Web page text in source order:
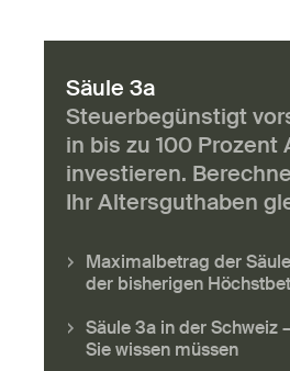
Säule 3a
Steuerbegünstigt
in bis zu 100 Prozent
investieren.
Ihr Altersguthaben
Maximalbetrag der
der bisherigen
Säule 3a in der Schweiz
Sie wissen müssen